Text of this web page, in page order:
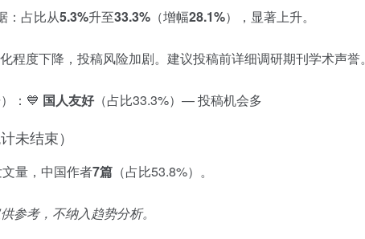
：占比从5.3%升至33.3% （增幅28.1%），显著上升。
化程度下降，投稿风险加剧。建议投稿前详细调研期刊学术声誉。
：💙 国人友好（占比33.3%）— 投稿机会多
未结束）
量，中国作者7篇 （占比53.8%）。
参考，不纳入趋势分析。